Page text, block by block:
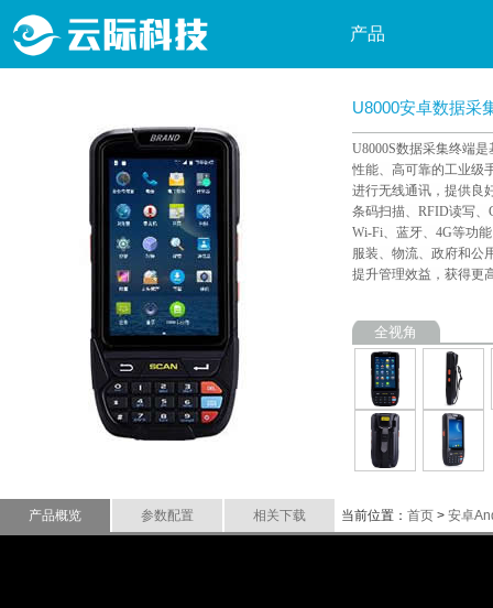
产品
最新推荐
硬件产品
软件产品
物
软
快
U8000安卓数据采
U8000S数据采集终端
性能、高可靠的工业级
进行无线通讯，提供良
条码扫描、RFID读写、
Wi-Fi、蓝牙、4G等功
服装、物流、政府和公
提升管理效益，获得更
全视角
产品概览 参数配置 相关下载 当前位置： 首页 > 安卓